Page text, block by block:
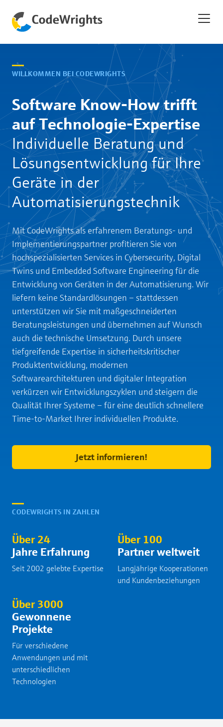
WILLKOMMEN BEI CODEWRIGHTS
Software Know-How trifft
auf Technologie-Expertise
Individuelle Beratung und
Lösungsentwicklung für Ihre
Geräte in der
Automatisierungstechnik
Mit CodeWrights als erfahrenem Beratungs- und
Implementierungspartner profitieren Sie von
hochspezialisierten Services in Cybersecurity, Digital
Twins und Embedded Software Engineering für die
Entwicklung von Geräten in der Automatisierung. Wir
liefern keine Standardlösungen – stattdessen
unterstützen wir Sie mit maßgeschneiderten
Beratungsleistungen und übernehmen auf Wunsch
auch die technische Umsetzung. Durch unsere
tiefgreifende Expertise in sicherheitskritischer
Produktentwicklung, modernen
Softwarearchitekturen und digitaler Integration
verkürzen wir Entwicklungszyklen und steigern die
Qualität Ihrer Systeme – für eine deutlich schnellere
Time‑to‑Market Ihrer individuellen Produkte.
Jetzt informieren!
CODEWRIGHTS IN ZAHLEN
Über 24
Jahre Erfahrung
Seit 2002 gelebte Expertise
Über 100
Partner weltweit
Langjährige Kooperationen
und Kundenbeziehungen
Über 3000
Gewonnene
Projekte
Für verschiedene
Anwendungen und mit
unterschiedlichen
Technologien